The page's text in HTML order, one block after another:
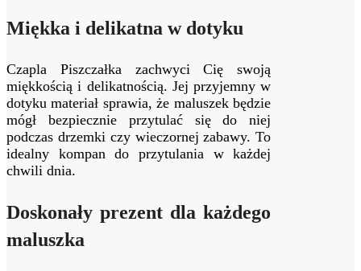
Miękka i delikatna w dotyku
Czapla Piszczałka zachwyci Cię swoją
miękkością i delikatnością. Jej przyjemny w
dotyku materiał sprawia, że maluszek będzie
mógł bezpiecznie przytulać się do niej
podczas drzemki czy wieczornej zabawy. To
idealny kompan do przytulania w każdej
chwili dnia.
Doskonały prezent dla każdego
maluszka